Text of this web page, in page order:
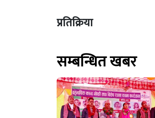
प्रतिक्रिया
सम्बन्धित खबर